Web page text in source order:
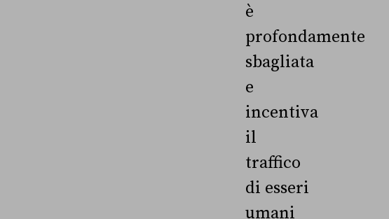
è
profondamente
sbagliata
e
incentiva
il
traffico
di esseri
umani